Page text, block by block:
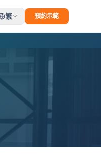
繁 預約示範